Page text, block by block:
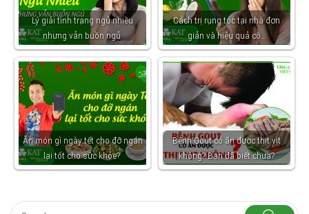
Lý giải tình trạng ngủ nhiều
nhưng vẫn buồn ngủ
Cách trị rụng tóc tại nhà đơn
giản và hiệu quả có…
Ăn món gì ngày tết cho đỡ ngán
lại tốt cho sức khỏe?
Bệnh Gout có ăn được thịt vịt
không? Bạn đã biết chưa?